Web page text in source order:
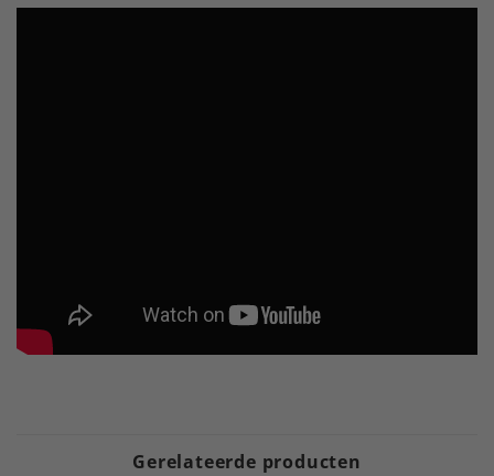
Gerelateerde producten